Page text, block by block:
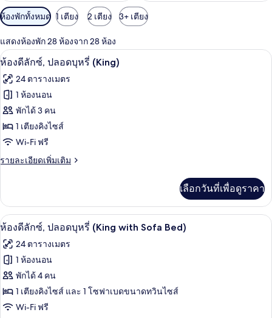
ตัว
กรอง
ที่
มี
ให้
สำหรับ
ห้อง
พัก
ห้องพักทั้งหมด 1 เตียง 2 เตียง 3+ เตียง
แสดงห้องพัก 28 ห้องจาก 28 ห้อง
เปิด
ภาพถ่าย
ทั้งหมด
ของ
ห้อง
ดี
ลัก
ปลอด
บุหรี่
(King)
รองเท้าสวมภายในห้อง, โถสุขภัณฑ์แบ
7
ห้องดีลักซ์, ปลอดบุหรี่ (King)
24 ตารางเมตร
1 ห้องนอน
พักได้ 3 คน
1 เตียงคิงไซส์
Wi-Fi ฟรี
รายละเอียดเพิ่มเติม
ราย
เกี่ยว
กับ
ห้อง
ลัก
ซ์,
บุหรี่
(King)
เลือกวันที่เพื่อดูราคา
เปิด
ภาพถ่าย
ทั้งหมด
ของ
ห้อง
ดี
รองเท้าสวมภายในห้อง, โถสุขภัณฑ์แบ
7
ห้องดีลักซ์, ปลอดบุหรี่ (King with Sofa Bed)
24 ตารางเมตร
1 ห้องนอน
พักได้ 4 คน
1 เตียงคิงไซส์ และ 1 โซฟาเบดขนาดทวินไซส์
Wi-Fi ฟรี